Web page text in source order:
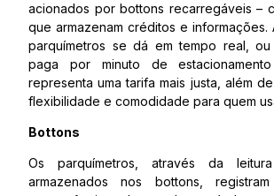
acionados por bottons recarregáveis –
que armazenam créditos e
parquímetros se dá em tempo real,
paga por minuto de
representa uma tarifa mais justa, além de
flexibilidade e comodidade para quem
Bottons
Os parquímetros, através da
armazenados nos bottons,